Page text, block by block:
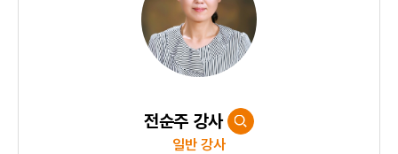
전순주 강사
일반 강사